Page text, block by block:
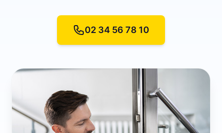
02 34 56 78 10